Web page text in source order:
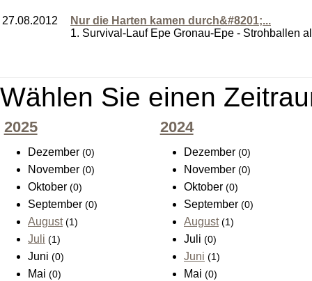
27.08.2012
Nur die Harten kamen durch&#8201;...
1. Survival-Lauf Epe Gronau-Epe - Strohballen
Wählen Sie einen
2025
Dezember (0)
November (0)
Oktober (0)
September (0)
August (1)
Juli (1)
Juni (0)
Mai (0)
2024
Dezember(0)
November(0)
Oktober(0)
September(0)
August (1)
Juli(0)
Juni (1)
Mai(0)